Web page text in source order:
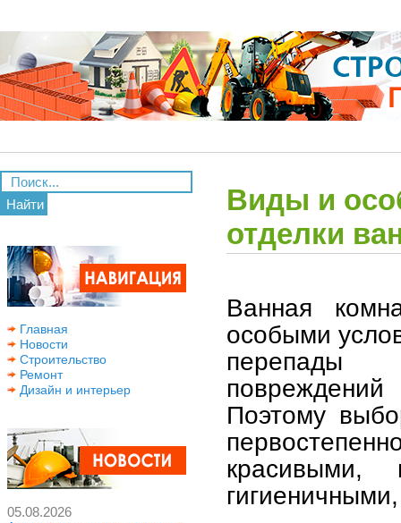
Найти
Главная
Новости
Строительство
Ремонт
Дизайн и интерьер
05.08.2026
Виды и
отделки
Ванная
особыми
перепады
Поэтому
красивыми,